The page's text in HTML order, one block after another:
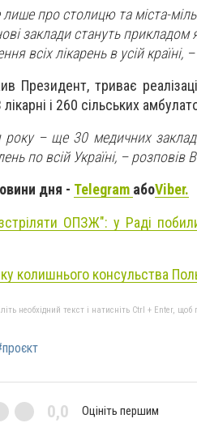
про столицю та міста-
заклади стануть
всіх лікарень в усій країні,
Президент, триває
і 260 сільських
– ще 30 медичних
по всій Україні, –
дня - Telegram абоViber.
ОПЗЖ": у Раді
колишнього консульства
необхідний текст і натисніть Ctrl + Enter, щоб
0,0 Оцініть першим